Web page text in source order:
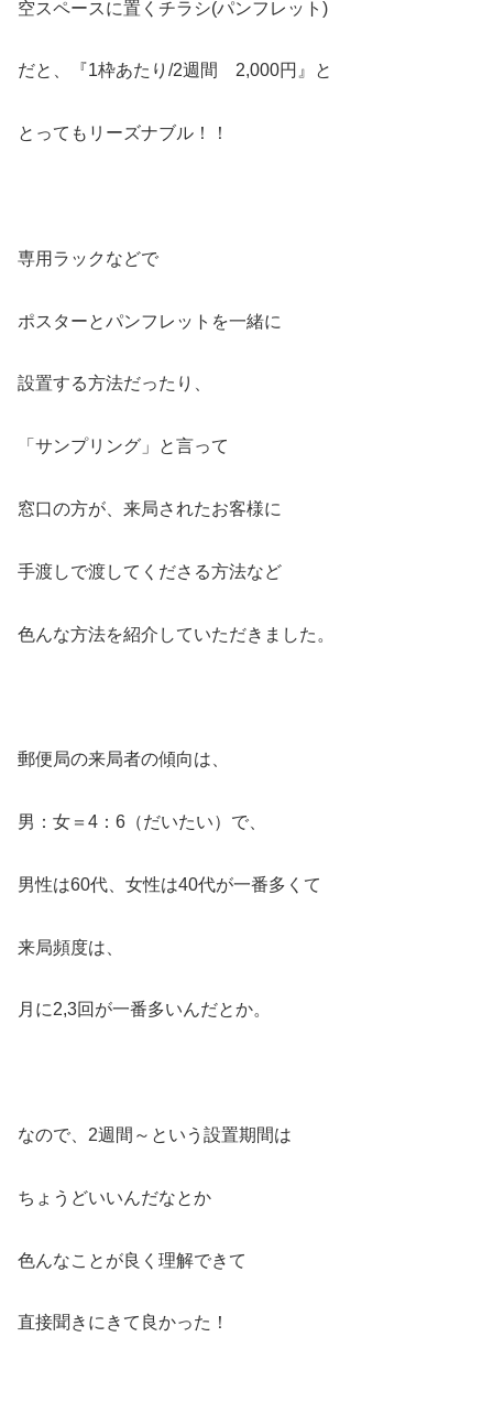
空スペースに置くチラシ(パンフレット)
だと、『1枠あたり/2週間 2,000円』と
とってもリーズナブル！！
専用ラックなどで
ポスターとパンフレットを一緒に
設置する方法だったり、
「サンプリング」と言って
窓口の方が、来局されたお客様に
手渡しで渡してくださる方法など
色んな方法を紹介していただきました。
郵便局の来局者の傾向は、
男：女＝4：6（だいたい）で、
男性は60代、女性は40代が一番多くて
来局頻度は、
月に2,3回が一番多いんだとか。
なので、2週間～という設置期間は
ちょうどいいんだなとか
色んなことが良く理解できて
直接聞きにきて良かった！